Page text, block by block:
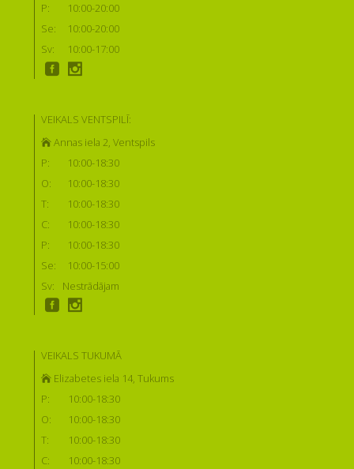
P:
10:00-20:00
Se:
10:00-20:00
Sv:
10:00-17:00
VEIKALS VENTSPILĪ:
Annas iela 2, Ventspils
P:
10:00-18:30
O:
10:00-18:30
T:
10:00-18:30
C:
10:00-18:30
P:
10:00-18:30
Se:
10:00-15:00
Sv:
Nestrādājam
VEIKALS TUKUMĀ
Elizabetes iela 14, Tukums
P:
10:00-18:30
O:
10:00-18:30
T:
10:00-18:30
C:
10:00-18:30